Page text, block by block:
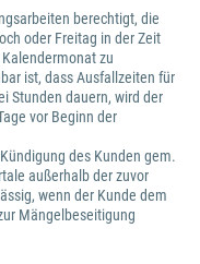
berechtigt, die
oder Freitag in der Zeit
zu
ist, dass Ausfallzeiten für
Stunden dauern, wird der
vor Beginn der
des Kunden gem.
außerhalb der zuvor
wenn der Kunde dem
Mängelbeseitigung